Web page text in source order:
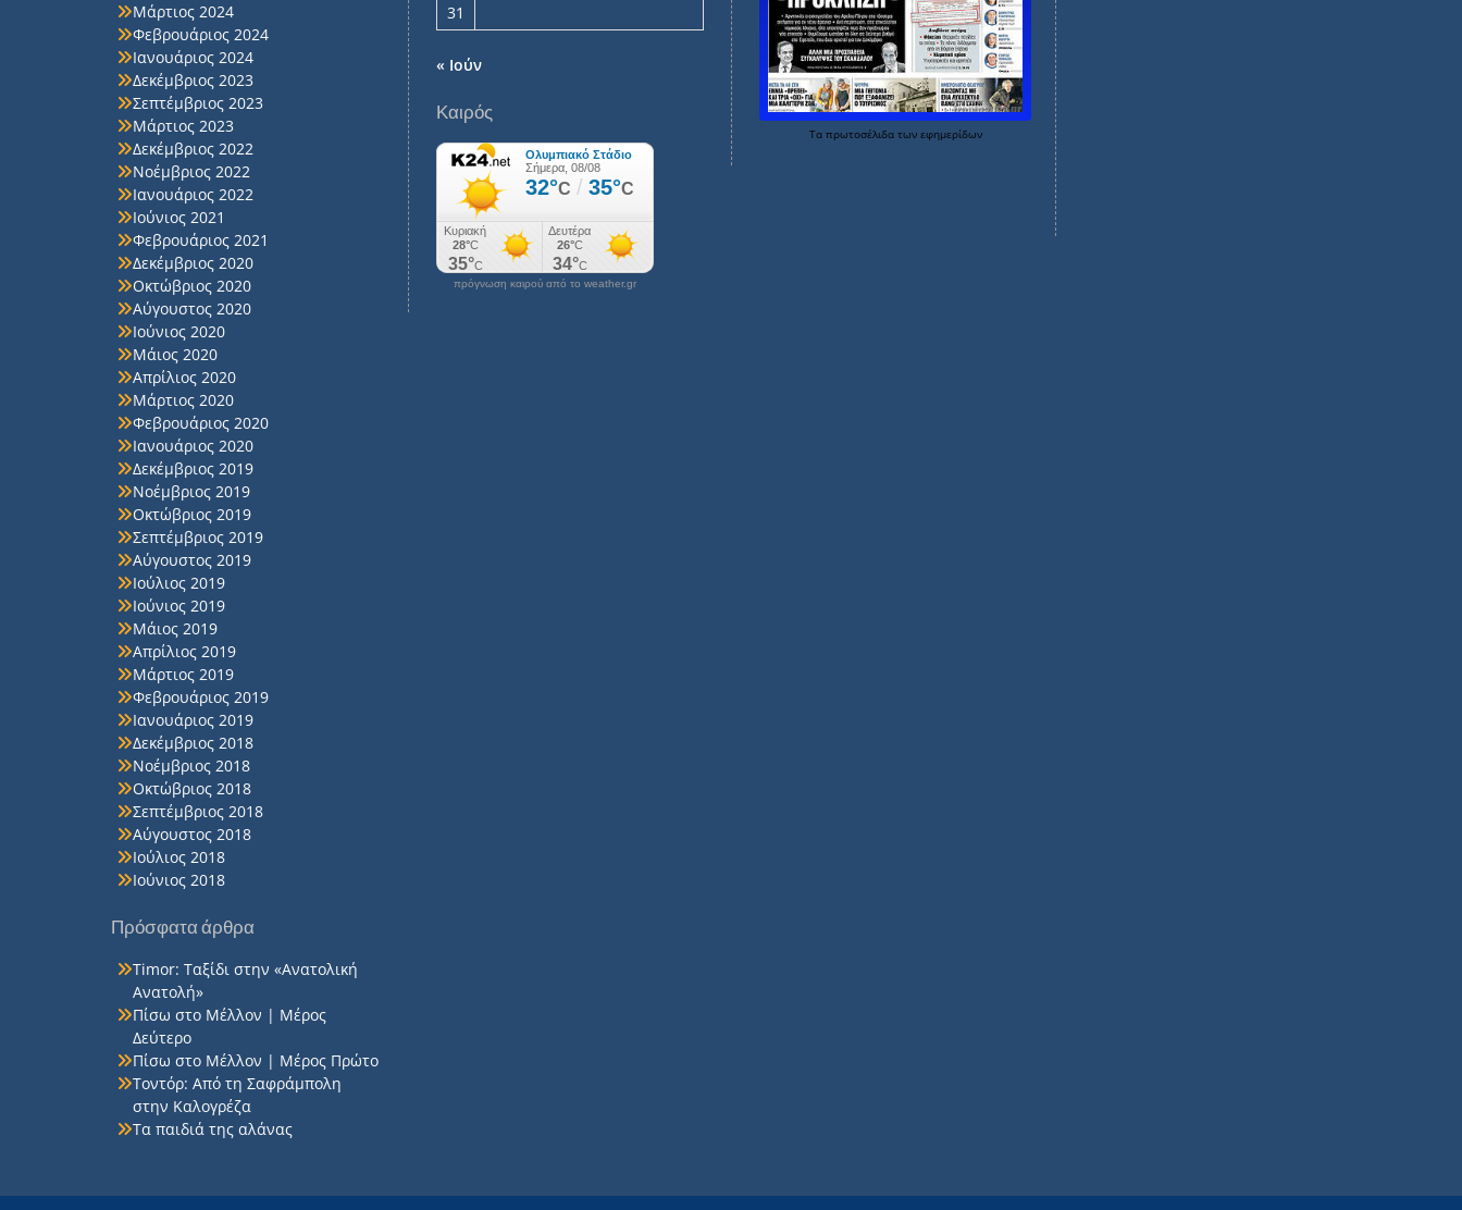
Μάρτιος 2024
Φεβρουάριος 2024
Ιανουάριος 2024
Δεκέμβριος 2023
Σεπτέμβριος 2023
Μάρτιος 2023
Δεκέμβριος 2022
Νοέμβριος 2022
Ιανουάριος 2022
Ιούνιος 2021
Φεβρουάριος 2021
Δεκέμβριος 2020
Οκτώβριος 2020
Αύγουστος 2020
Ιούνιος 2020
Μάιος 2020
Απρίλιος 2020
Μάρτιος 2020
Φεβρουάριος 2020
Ιανουάριος 2020
Δεκέμβριος 2019
Νοέμβριος 2019
Οκτώβριος 2019
Σεπτέμβριος 2019
Αύγουστος 2019
Ιούλιος 2019
Ιούνιος 2019
Μάιος 2019
Απρίλιος 2019
Μάρτιος 2019
Φεβρουάριος 2019
Ιανουάριος 2019
Δεκέμβριος 2018
Νοέμβριος 2018
Οκτώβριος 2018
Σεπτέμβριος 2018
Αύγουστος 2018
Ιούλιος 2018
Ιούνιος 2018
Πρόσφατα άρθρα
Timor: Ταξίδι στην «Ανατολική
Ανατολή»
Πίσω στο Μέλλον | Μέρος
Δεύτερο
Πίσω στο Μέλλον | Μέρος Πρώτο
Τοντόρ: Από τη Σαφράμπολη
στην Καλογρέζα
Τα παιδιά της αλάνας
31
« Ιούν
Καιρός
πρόγνωση καιρού από το weather.gr
Τα πρωτοσέλιδα των εφημερίδων